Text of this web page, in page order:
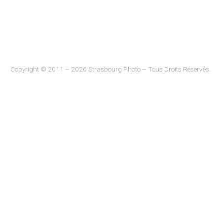
Copyright © 2011 – 2026 Strasbourg Photo – Tous Droits Réservés.